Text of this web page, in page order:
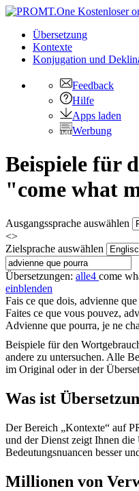
Übersetzung
Kontexte
Konjugation und
Feedback
Hilfe
Apps laden
Werbung
Beispiele für
"come what
Ausgangssprache auswählen
<>
Zielsprache auswählen
Übersetzungen: alle4 come
einblenden
Fais ce que dois, advienne
Faites ce que vous pouvez,
Advienne que pourra, je ne
Beispiele für den
andere zu untersuchen. Alle
im Original oder in der
Was ist
Der Bereich „Kontexte“ auf
und der Dienst zeigt Ihnen die
Bedeutungsnuancen besser
Millionen von